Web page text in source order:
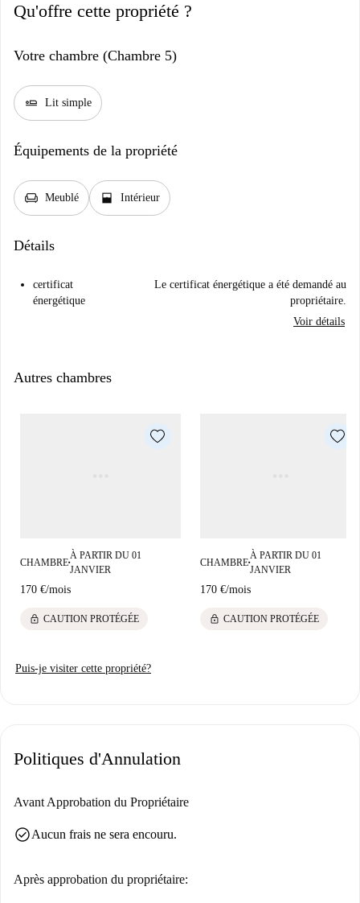
Qu'offre cette propriété ?
Votre chambre (Chambre 5)
airline_seat_flat Lit simple
Équipements de la propriété
chair Meublé window_open Intérieur
Détails
certificat
énergétique
Le certificat énergétique a été demandé au
propriétaire.
Voir détails
Autres chambres
CHAMBRE■
À PARTIR DU 01
JANVIER
170 €/mois
lock CAUTION PROTÉGÉE
CHAMBRE■
À PARTIR DU 01
JANVIER
170 €/mois
lock CAUTION PROTÉGÉE
Puis-je visiter cette propriété?
Politiques d'Annulation
Avant Approbation du Propriétaire
check_circleAucun frais ne sera encouru.
Après approbation du propriétaire: